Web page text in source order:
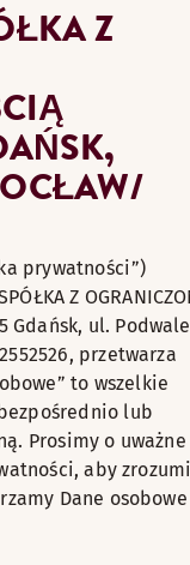
Z
prywatności”)
Z
Gdańsk, ul. Podwale
przetwarza
to wszelkie
lub
Prosimy o uważne
aby
Dane osobowe